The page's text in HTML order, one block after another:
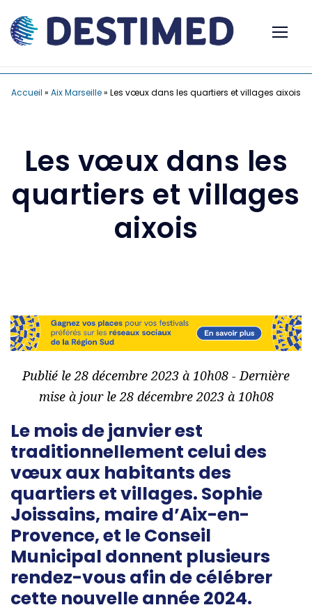
Accueil » Aix Marseille» Les vœux dans les quartiers et villages aixois
Les vœux dans les
quartiers et villages
aixois
Publié le 28 décembre 2023 à 10h08 - Dernière
mise à jour le 28 décembre 2023 à 10h08
Le mois de janvier est
traditionnellement celui des
vœux aux habitants des
quartiers et villages. Sophie
Joissains, maire d’Aix-en-
Provence, et le Conseil
Municipal donnent plusieurs
rendez-vous afin de célébrer
cette nouvelle année 2024.